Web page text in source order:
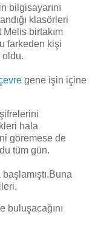
bilgisayarını
klasörleri
Melis birtakım
farkeden kişi
oldu.
gene işin içine
hala
göremese de
tüm gün.
buluşacağını